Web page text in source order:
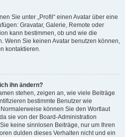
Sie unter „Profil“ einen Avatar über eine
Gravatar, Galerie, Remote oder
kann bestimmen, ob und wie die
Wenn Sie keinen Avatar benutzen können,
kontaktieren.
ihn ändern?
stehen, zeigen an, wie viele Beiträge
bestimmte Benutzer wie
können Sie den Wortlaut
sie von der Board-Administration
keine sinnlosen Beiträge, nur um Ihren
dulden dieses Verhalten nicht und ein